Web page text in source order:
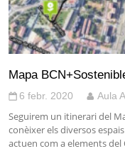
Mapa
6 febr. 2020 Aula
Seguirem un itinerari del
conèixer els diversos
actuen com a elements